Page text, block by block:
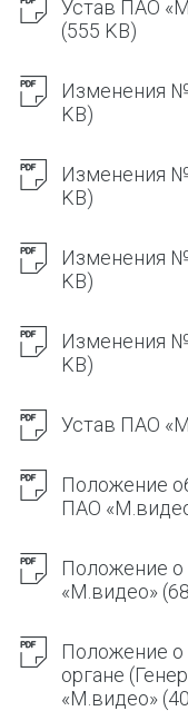
Устав ПАО
(555 KB)
Изменения
KB)
Изменения
KB)
Изменения
KB)
Изменения
KB)
Устав ПАО
Положение
ПАО
Положение
«М.видео»
Положение
органе
«М.видео»